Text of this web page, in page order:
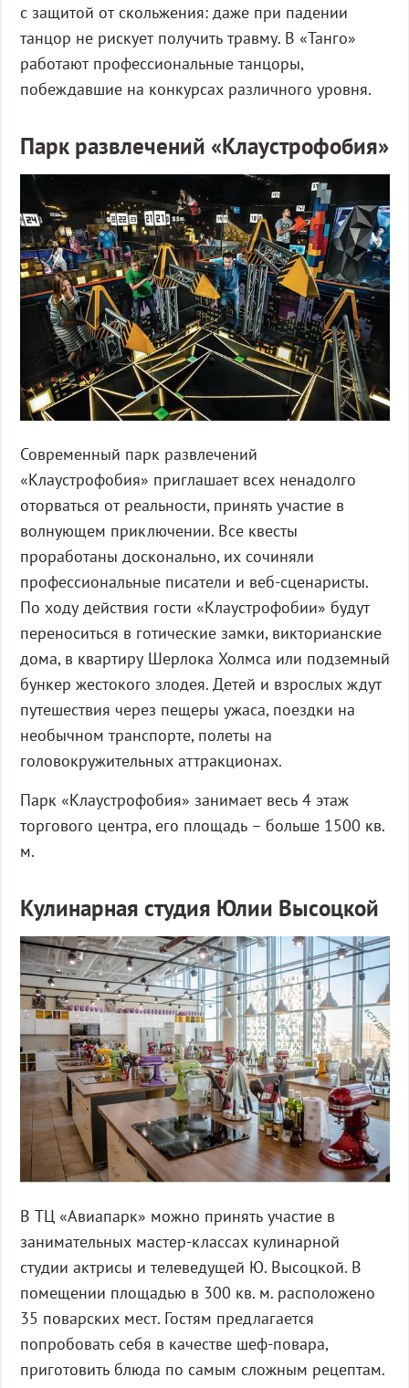
с защитой от скольжения: даже при падении
танцор не рискует получить травму. В «Танго»
работают профессиональные танцоры,
побеждавшие на конкурсах различного уровня.
Парк развлечений «Клаустрофобия»
Современный парк развлечений
«Клаустрофобия» приглашает всех ненадолго
оторваться от реальности, принять участие в
волнующем приключении. Все квесты
проработаны досконально, их сочиняли
профессиональные писатели и веб-сценаристы.
По ходу действия гости «Клаустрофобии» будут
переноситься в готические замки, викторианские
дома, в квартиру Шерлока Холмса или подземный
бункер жестокого злодея. Детей и взрослых ждут
путешествия через пещеры ужаса, поездки на
необычном транспорте, полеты на
головокружительных аттракционах.
Парк «Клаустрофобия» занимает весь 4 этаж
торгового центра, его площадь – больше 1500 кв.
м.
Кулинарная студия Юлии Высоцкой
В ТЦ «Авиапарк» можно принять участие в
занимательных мастер-классах кулинарной
студии актрисы и телеведущей Ю. Высоцкой. В
помещении площадью в 300 кв. м. расположено
35 поварских мест. Гостям предлагается
попробовать себя в качестве шеф-повара,
приготовить блюда по самым сложным рецептам.